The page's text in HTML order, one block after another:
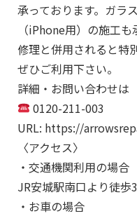
承っております。ガラ
（iPhone用）の施工も
修理と併用されると特
ぜひご利用下さい。
詳細・お問い合わせは
0120-211-003
URL: https://
〈アクセス〉
・交通機関利用の場合
JR安城駅南口より徒歩
・お車の場合